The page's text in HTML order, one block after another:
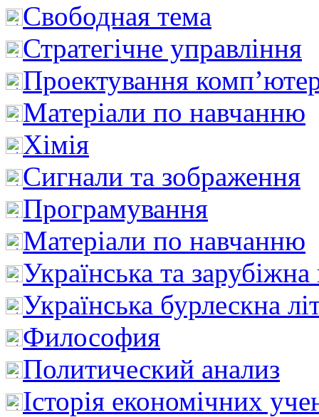
Свободная тема
Стратегічне управління
Проектування
Матеріали по навчанню
Хімія
Сигнали та зображення
Програмування
Матеріали по навчанню
Українська та зарубіжна
Українська бурлескна
Философия
Политический анализ
Історія економічних